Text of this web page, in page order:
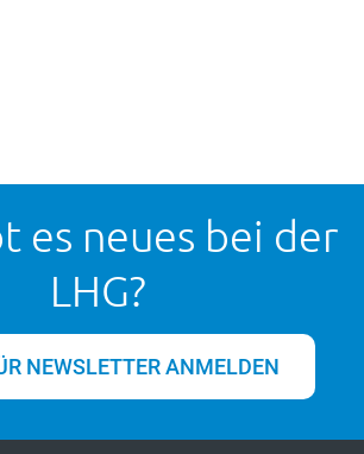
es neues bei der
LHG?
NEWSLETTER ANMELDEN